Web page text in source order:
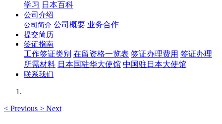
学习 日本百科
公司介绍
公司简介 公司概要 业务合作
提交简历
签证指南
工作签证类别 在留资格一览表 签证办理费用 签证办理
所需材料 日本国驻华大使馆 中国驻日本大使馆
联系我们
< Previous > Next